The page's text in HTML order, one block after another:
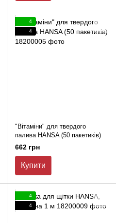
4
4
"Вітаміни" для твердого
палива HANSA (50 пакетиків)
662 грн
Купити
4
4